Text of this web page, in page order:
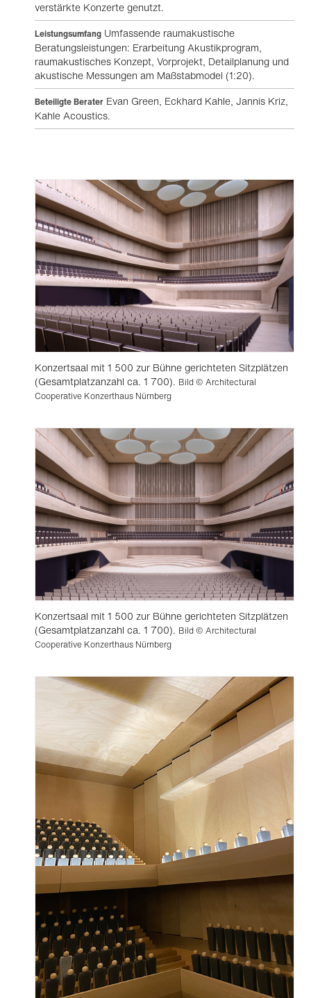
verstärkte Konzerte genutzt.
Leistungsumfang Umfassende raumakustische
Beratungsleistungen: Erarbeitung Akustikprogram,
raumakustisches Konzept, Vorprojekt, Detailplanung und
akustische Messungen am Maßstabmodel (1:20).
Beteiligte Berater Evan Green, Eckhard Kahle, Jannis Kriz,
Kahle Acoustics.
Konzertsaal mit 1 500 zur Bühne gerichteten Sitzplätzen
(Gesamtplatzanzahl ca. 1 700). Bild © Architectural
Cooperative Konzerthaus Nürnberg
Konzertsaal mit 1 500 zur Bühne gerichteten Sitzplätzen
(Gesamtplatzanzahl ca. 1 700). Bild © Architectural
Cooperative Konzerthaus Nürnberg